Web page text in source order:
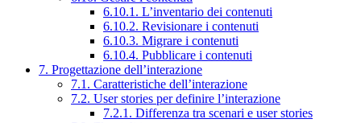
6.10.1. L’inventario dei contenuti
6.10.2. Revisionare i contenuti
6.10.3. Migrare i contenuti
6.10.4. Pubblicare i contenuti
7. Progettazione dell’interazione
7.1. Caratteristiche dell’interazione
7.2. User stories per definire l’interazione
7.2.1. Differenza tra scenari e user stories